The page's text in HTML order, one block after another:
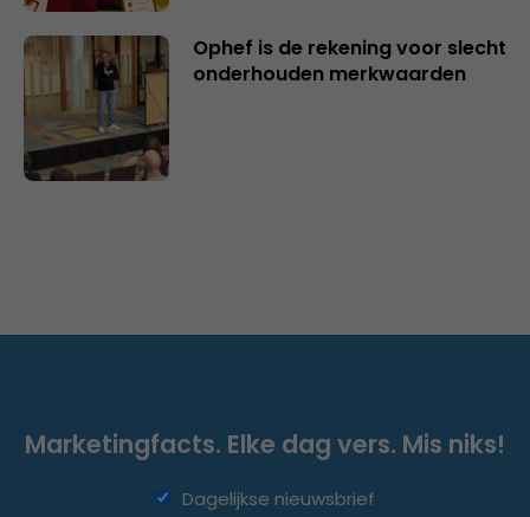
Ophef is de rekening voor slecht
onderhouden merkwaarden
Marketingfacts. Elke dag vers. Mis niks!
Dagelijkse nieuwsbrief